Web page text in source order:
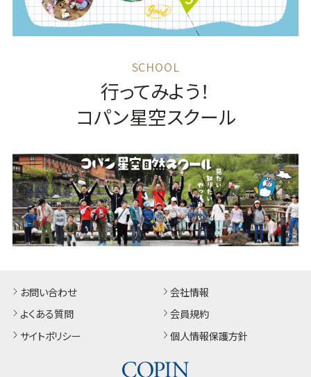
行ってみよう！
コパン星空スクール
お問い合わせ
よくある質問
サイトポリシー
会社情報
会員規約
個人情報保護方針